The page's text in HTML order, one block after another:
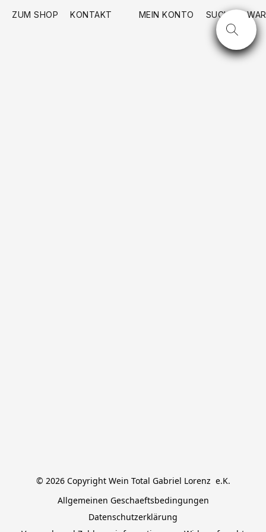
ZUM SHOP KONTAKT MEIN KONTO SUCHE
© 2026 Copyright Wein Total Gabriel Lorenz  e.K.
Allgemeinen Geschaeftsbedingungen
Datenschutzerklärung